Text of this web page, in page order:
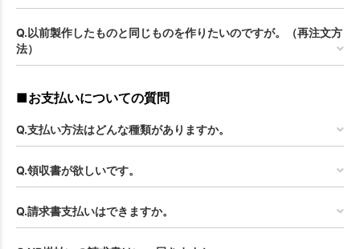
Q.以前製作したものと同じものを作りたいのですが。（再注文方
法）
■お支払いについての質問
Q.支払い方法はどんな種類がありますか。
Q.領収書が欲しいです。
Q.請求書支払いはできますか。